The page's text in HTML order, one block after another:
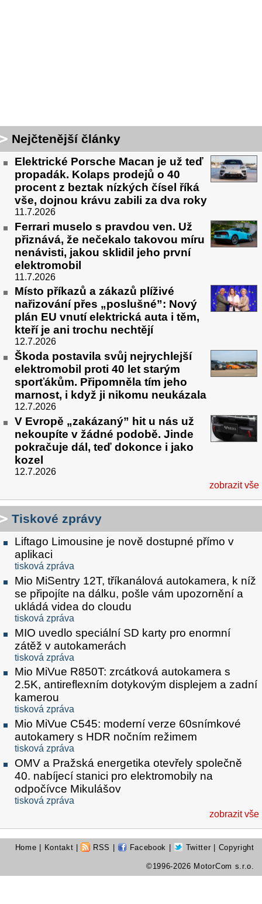
Nejčtenější články
Elektrické Porsche Macan je už teď
propadák. Kolaps prodejů o 40
procent z beztak nízkých čísel říká
vše, dojnou krávu zabili za dva roky
11.7.2026
Ferrari muselo s pravdou ven. Už
přiznává, že nečekalo takovou míru
nenávisti, jakou sklidil jeho první
elektromobil
11.7.2026
Místo příkazů a zákazů plíživé
nařizování přes „poslušné”: Nový
plán EU vnutí elektrická auta i těm,
kteří je ani trochu nechtějí
12.7.2026
Škoda postavila svůj nejrychlejší
elektromobil proti 40 let starým
sporťákům. Připomněla tím jeho
marnost, i když ji nikomu neukázala
12.7.2026
V Evropě „zakázaný” hit u nás už
nekoupíte v žádné podobě. Jinde
pokračuje dál, teď dokonce i jako
kozel
12.7.2026
zobrazit vše
Tiskové zprávy
Liftago Limousine je nově dostupné přímo v
aplikaci
tisková zpráva
Mio MiSentry 12T, tříkanálová autokamera, k níž
se připojíte na dálku, pošle vám upozornění a
ukládá videa do cloudu
tisková zpráva
MIO uvedlo speciální SD karty pro enormní
zátěž v autokamerách
tisková zpráva
Mio MiVue R850T: zrcátková autokamera s
2.5K, antireflexním dotykovým displejem a zadní
kamerou
tisková zpráva
Mio MiVue C545: moderní verze 60snímkové
autokamery s HDR nočním režimem
tisková zpráva
OMV a Pražská energetika otevřely společně
40. nabíjecí stanici pro elektromobily na
odpočívce Mikulášov
tisková zpráva
zobrazit vše
Home Kontakt RSS Facebook Twitter | Copyright
©1996-2026 MotorCom s.r.o.